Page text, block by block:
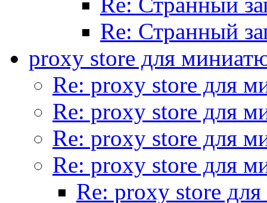
Re: Странный
proxy store для
Re: proxy store для
Re: proxy store для
Re: proxy store для
Re: proxy store для
Re: proxy store